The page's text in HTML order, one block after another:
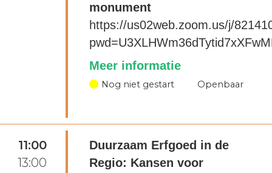
monument
https://us02web.zoom.us/j/
Meer informatie
Nog niet gestart Openbaar
11:00
13:00
Duurzaam Erfgoed in de
Regio: Kansen voor